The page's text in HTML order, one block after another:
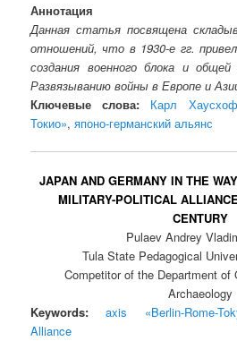
Аннотация
Данная статья посвящена
отношений, что в 1930-е гг.
создания военного блока и
Развязыванию войны в Европе и
Ключевые слова:
Карл
Токио»,японо-германский альянс
JAPAN AND GERMANY IN THE
MILITARY-POLITICAL
CENTURY
Pulaev Andrey
Tula State Pedagogical
Competitor of the Department of
Archaeology
Keywords:
axis «Berlin-Rome-
Alliance